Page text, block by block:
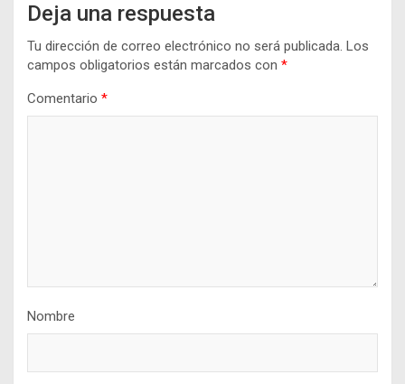
Deja una respuesta
Tu dirección de correo electrónico no será publicada. Los
campos obligatorios están marcados con *
Comentario *
Nombre